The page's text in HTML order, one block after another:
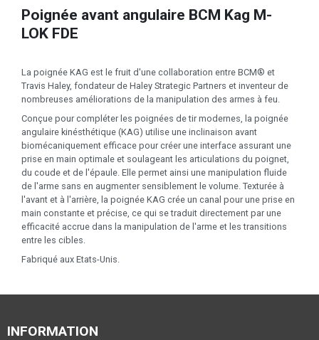
Poignée avant angulaire BCM Kag M-
LOK FDE
La poignée KAG est le fruit d'une collaboration entre BCM® et
Travis Haley, fondateur de Haley Strategic Partners et inventeur de
nombreuses améliorations de la manipulation des armes à feu.
Conçue pour compléter les poignées de tir modernes, la poignée
angulaire kinésthétique (KAG) utilise une inclinaison avant
biomécaniquement efficace pour créer une interface assurant une
prise en main optimale et soulageant les articulations du poignet,
du coude et de l'épaule. Elle permet ainsi une manipulation fluide
de l'arme sans en augmenter sensiblement le volume. Texturée à
l'avant et à l'arrière, la poignée KAG crée un canal pour une prise en
main constante et précise, ce qui se traduit directement par une
efficacité accrue dans la manipulation de l'arme et les transitions
entre les cibles.
Fabriqué aux Etats-Unis.
INFORMATION